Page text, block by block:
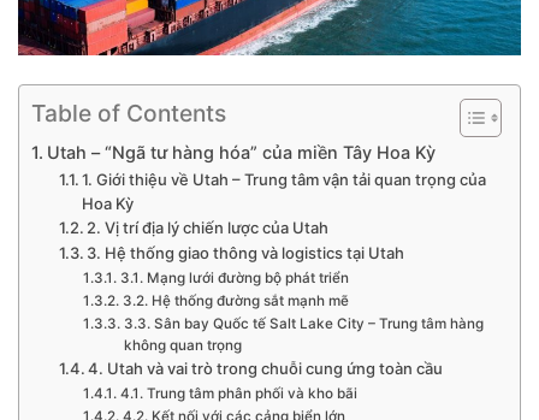
Table of Contents
Utah – “Ngã tư hàng hóa” của miền Tây Hoa Kỳ
1. Giới thiệu về Utah – Trung tâm vận tải quan trọng của
Hoa Kỳ
2. Vị trí địa lý chiến lược của Utah
3. Hệ thống giao thông và logistics tại Utah
3.1. Mạng lưới đường bộ phát triển
3.2. Hệ thống đường sắt mạnh mẽ
3.3. Sân bay Quốc tế Salt Lake City – Trung tâm hàng
không quan trọng
4. Utah và vai trò trong chuỗi cung ứng toàn cầu
4.1. Trung tâm phân phối và kho bãi
4.2. Kết nối với các cảng biển lớn